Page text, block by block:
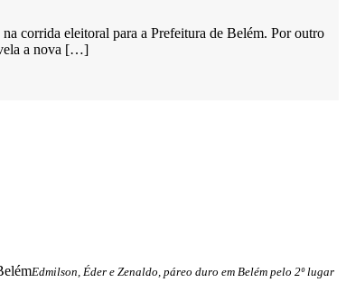
corrida eleitoral para a Prefeitura de Belém. Por outro
a nova […]
Edmilson, Éder e Zenaldo, páreo duro em Belém pelo 2º lugar